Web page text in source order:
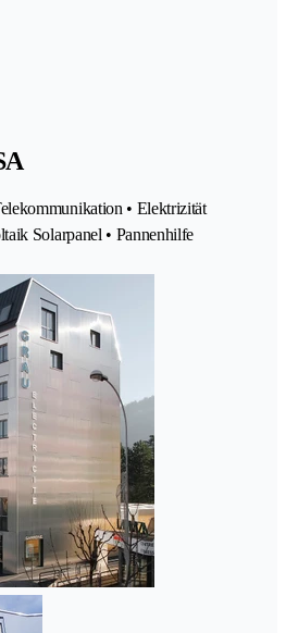
• Elektrizität
Solarpanel • Pannenhilfe